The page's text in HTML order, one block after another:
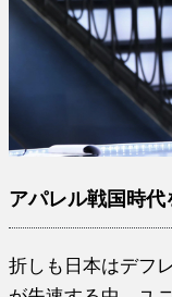
アパレル戦国時
折しも日本はデフ